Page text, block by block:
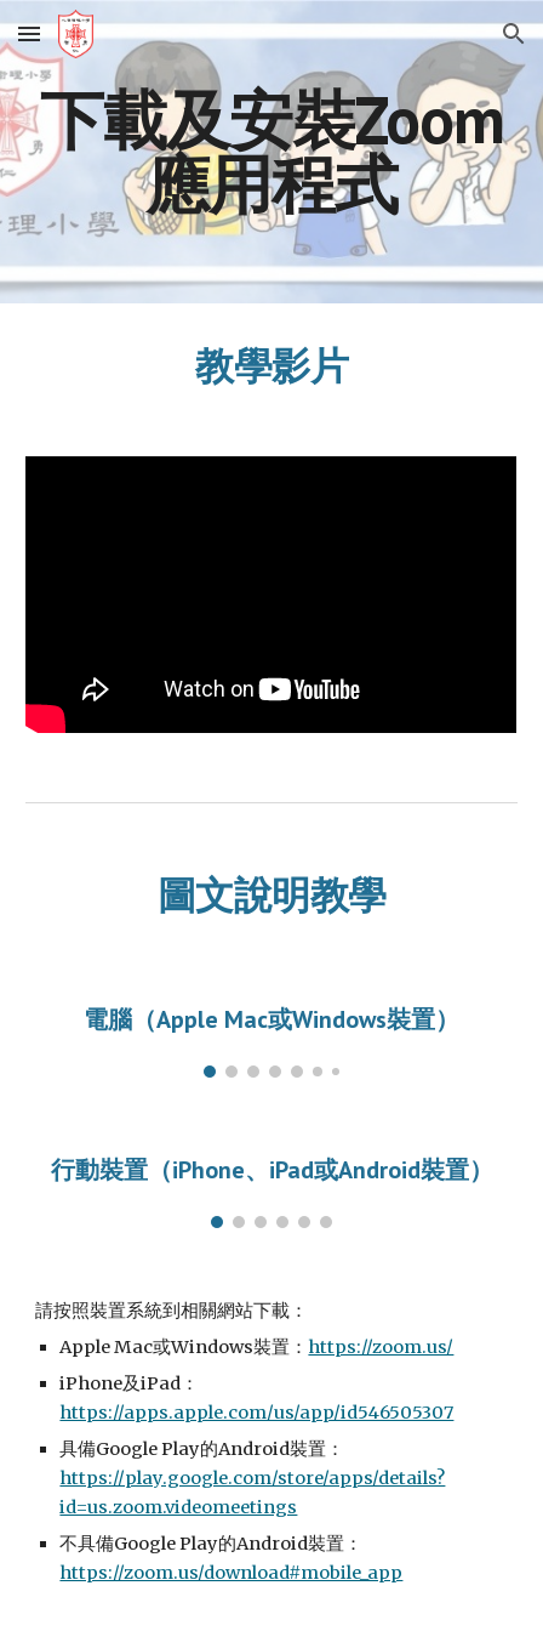
Skip to main content Skip to navigation
下載及安裝Zoom
應用程式
教學影片
圖文說明教學
電腦（Apple Mac或Windows裝置）
行動裝置（iPhone、iPad或Android裝置）
請按照裝置系統到相關網站下載：
Apple Mac或Windows裝置： https://zoom.us/
iPhone及iPad：
https://apps.apple.com/us/app/id546505307
具備Google Play的Android裝置：
https://play.google.com/store/apps/details?
id=us.zoom.videomeetings
不具備Google Play的Android裝置：
https://zoom.us/download#mobile_app